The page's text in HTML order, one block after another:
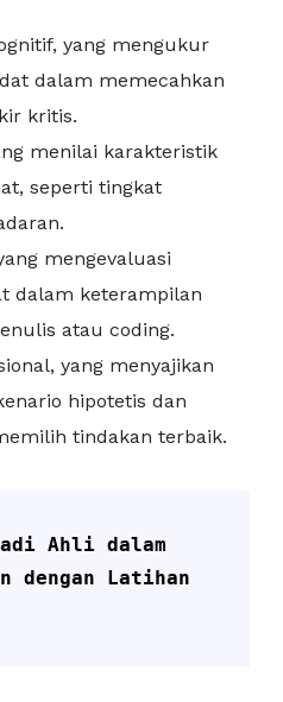
yang mengukur
dalam memecahkan
kritis.
menilai karakteristik
seperti tingkat
mengevaluasi
dalam keterampilan
atau coding.
yang menyajikan
hipotetis dan
tindakan terbaik.
Ahli dalam
dengan Latihan